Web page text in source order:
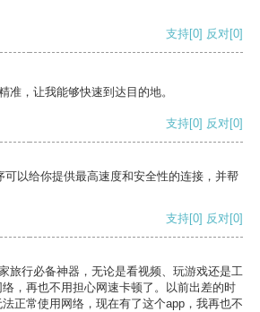
支持[0] 反对[0]
准，让我能够快速到达目的地。
支持[0] 反对[0]
以给你提供最高速度和安全性的连接，并帮
支持[0] 反对[0]
旅行必备神器，无论是看视频、玩游戏还是工
，再也不用担心网速卡顿了。以前出差的时
正常使用网络，现在有了这个app，我再也不